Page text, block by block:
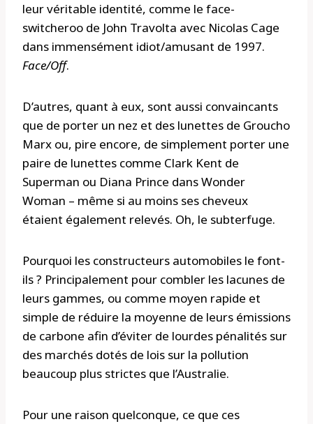
leur véritable identité, comme le face-
switcheroo de John Travolta avec Nicolas Cage
dans immensément idiot/amusant de 1997.
Face/Off.
D’autres, quant à eux, sont aussi convaincants
que de porter un nez et des lunettes de Groucho
Marx ou, pire encore, de simplement porter une
paire de lunettes comme Clark Kent de
Superman ou Diana Prince dans Wonder
Woman – même si au moins ses cheveux
étaient également relevés. Oh, le subterfuge.
Pourquoi les constructeurs automobiles le font-
ils ? Principalement pour combler les lacunes de
leurs gammes, ou comme moyen rapide et
simple de réduire la moyenne de leurs émissions
de carbone afin d’éviter de lourdes pénalités sur
des marchés dotés de lois sur la pollution
beaucoup plus strictes que l’Australie.
Pour une raison quelconque, ce que ces